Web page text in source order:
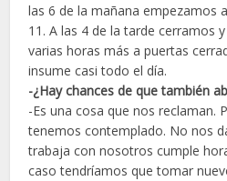
las 6 de la mañana empezamos
11. A las 4 de la tarde cerramos
varias horas más a puertas
insume casi todo el día.
-¿Hay chances de que también
-Es una cosa que nos reclaman.
tenemos contemplado. No nos
trabaja con nosotros cumple
caso tendríamos que tomar